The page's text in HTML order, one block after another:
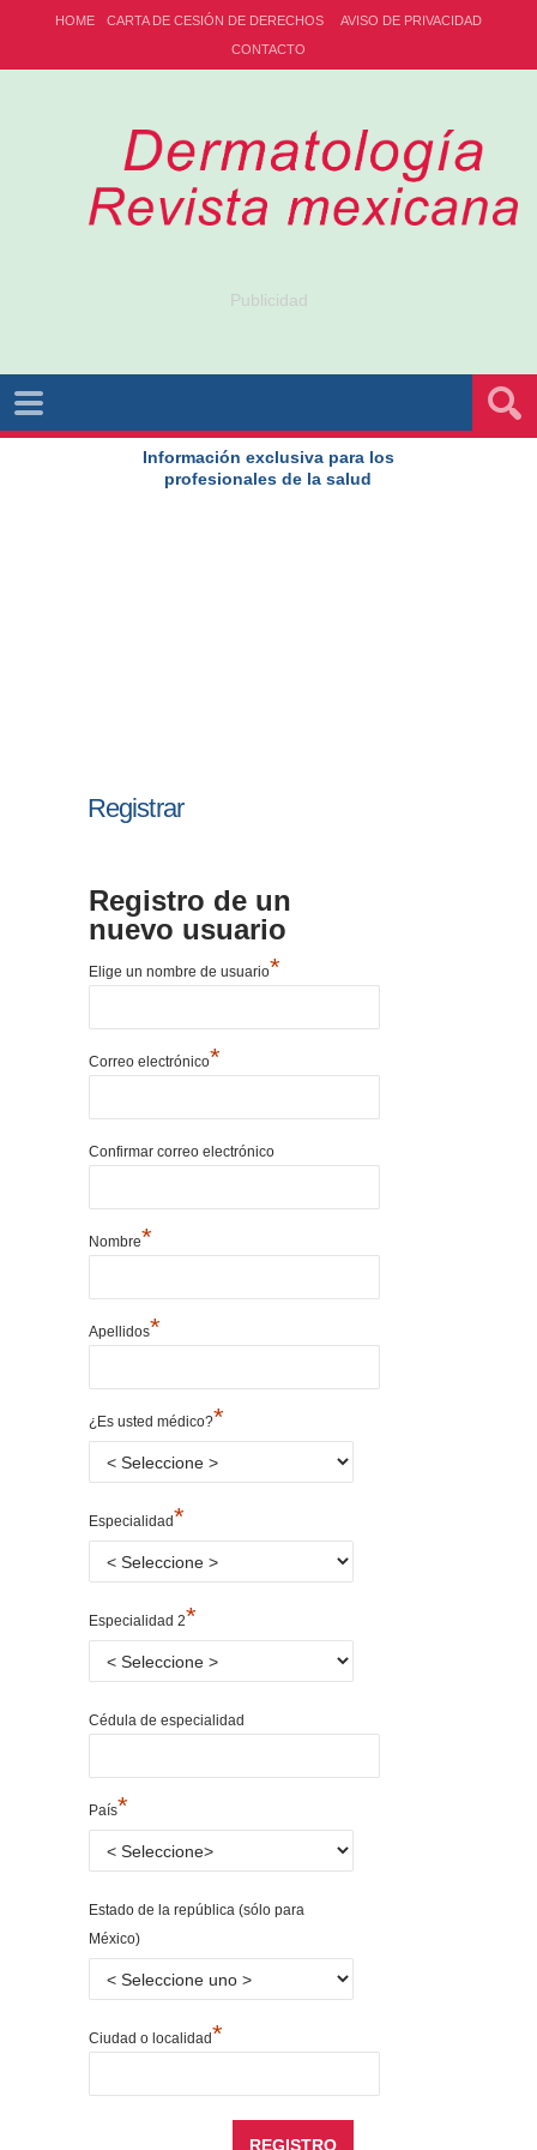
HOME CARTA DE CESIÓN DE DERECHOS
AVISO DE PRIVACIDAD
CONTACTO
Publicidad
Información exclusiva para los
profesionales de la salud
Registrar
Registro de un
nuevo usuario
Elige un nombre de usuario*
Correo electrónico*
Confirmar correo electrónico
Nombre*
Apellidos*
¿Es usted médico?*
Especialidad*
Especialidad 2*
Cédula de especialidad
País*
Estado de la república (sólo para
México)
Ciudad o localidad*